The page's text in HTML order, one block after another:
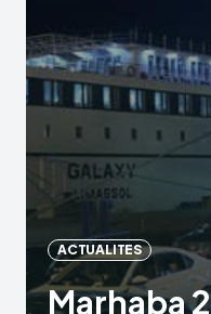
ACTUALITES
Marhaba